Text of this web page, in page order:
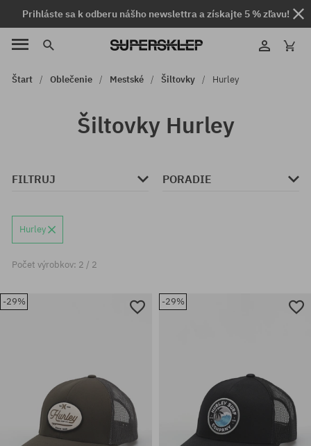
Prihláste sa k odberu nášho newslettra a získajte 5 % zľavu!
Štart Oblečenie Mestské Šiltovky Hurley
Šiltovky Hurley
FILTRUJ PORADIE
Hurley
Počet výrobkov: 2 / 2
-29% -29%